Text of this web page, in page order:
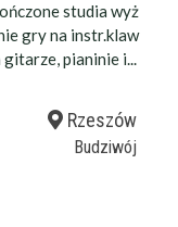
studia wyż
gry na instr.klaw
gitarze, pianinie i...
Rzeszów
Budziwój